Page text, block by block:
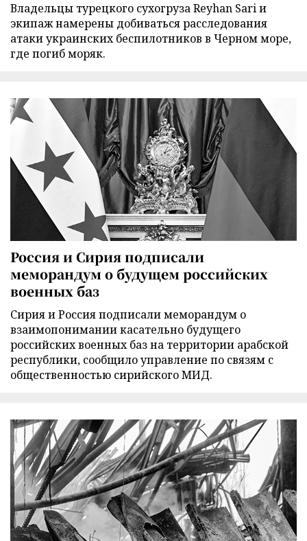
Владельцы турецкого сухогруза Reyhan Sari и
экипаж намерены добиваться расследования
атаки украинских беспилотников в Черном море,
где погиб моряк.
Россия и Сирия подписали
меморандум о будущем российских
военных баз
Сирия и Россия подписали меморандум о
взаимопонимании касательно будущего
российских военных баз на территории арабской
республики, сообщило управление по связям с
общественностью сирийского МИД.